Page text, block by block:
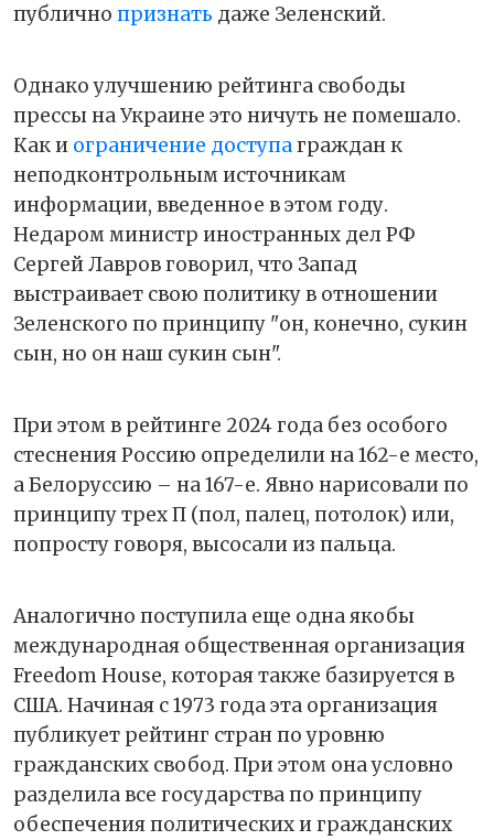
публично признать даже Зеленский.
Однако улучшению рейтинга свободы
прессы на Украине это ничуть не помешало.
Как и ограничение доступаграждан к
неподконтрольным источникам
информации, введенное в этом году.
Недаром министр иностранных дел РФ
Сергей Лавров говорил, что Запад
выстраивает свою политику в отношении
Зеленского по принципу "он, конечно, сукин
сын, но он наш сукин сын".
При этом в рейтинге 2024 года без особого
стеснения Россию определили на 162-е место,
а Белоруссию – на 167-е. Явно нарисовали по
принципу трех П (пол, палец, потолок) или,
попросту говоря, высосали из пальца.
Аналогично поступила еще одна якобы
международная общественная организация
Freedom House, которая также базируется в
США. Начиная с 1973 года эта организация
публикует рейтинг стран по уровню
гражданских свобод. При этом она условно
разделила все государства по принципу
обеспечения политических и гражданских